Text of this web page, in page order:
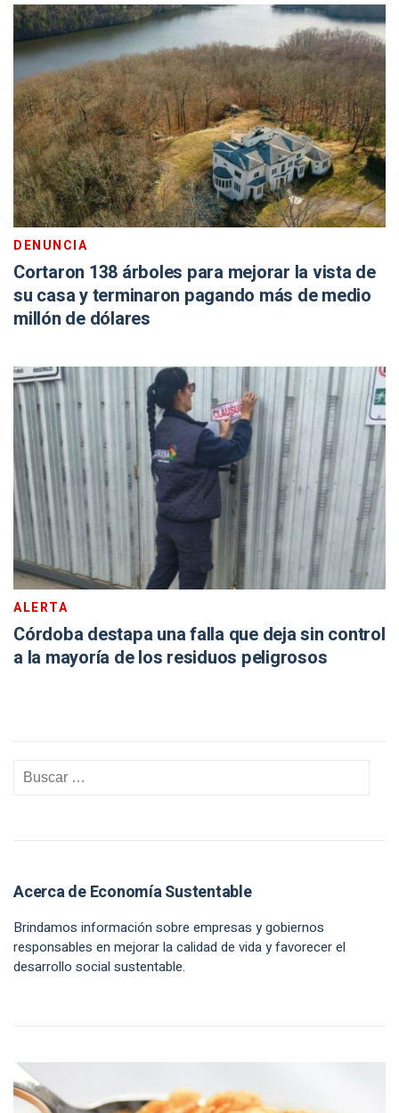
DENUNCIA
Cortaron 138 árboles para mejorar la vista de
su casa y terminaron pagando más de medio
millón de dólares
ALERTA
Córdoba destapa una falla que deja sin control
a la mayoría de los residuos peligrosos
Acerca de Economía Sustentable
Brindamos información sobre empresas y gobiernos
responsables en mejorar la calidad de vida y favorecer el
desarrollo social sustentable.